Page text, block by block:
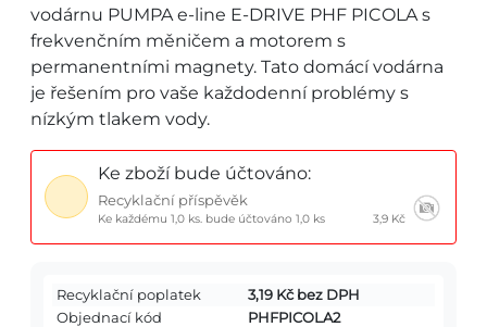
vodárnu PUMPA e-line E-DRIVE PHF PICOLA s
frekvenčním měničem a motorem s
permanentními magnety. Tato domácí vodárna
je řešením pro vaše každodenní problémy s
nízkým tlakem vody.
Ke zboží bude účtováno:
Recyklační příspěvěk
Ke každému 1,0 ks. bude účtováno 1,0 ks 3,9 Kč
Recyklační poplatek
3,19 Kč bez DPH
Objednací kód
PHFPICOLA2